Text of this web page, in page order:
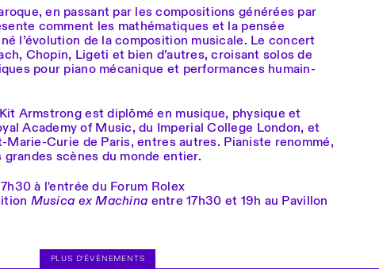
en passant par les compositions générées par
comment les mathématiques et la pensée
l’évolution de la composition musicale. Le concert
Chopin, Ligeti et bien d’autres, croisant solos de
pour piano mécanique et performances humain-
Armstrong est diplômé en musique, physique et
Academy of Music, du Imperial College London, et
Curie de Paris, entres autres. Pianiste renommé,
scènes du monde entier.
à l'entrée du Forum Rolex
Musica ex Machina entre 17h30 et 19h au Pavillon
PLUS D’ÉVÈNEMENTS